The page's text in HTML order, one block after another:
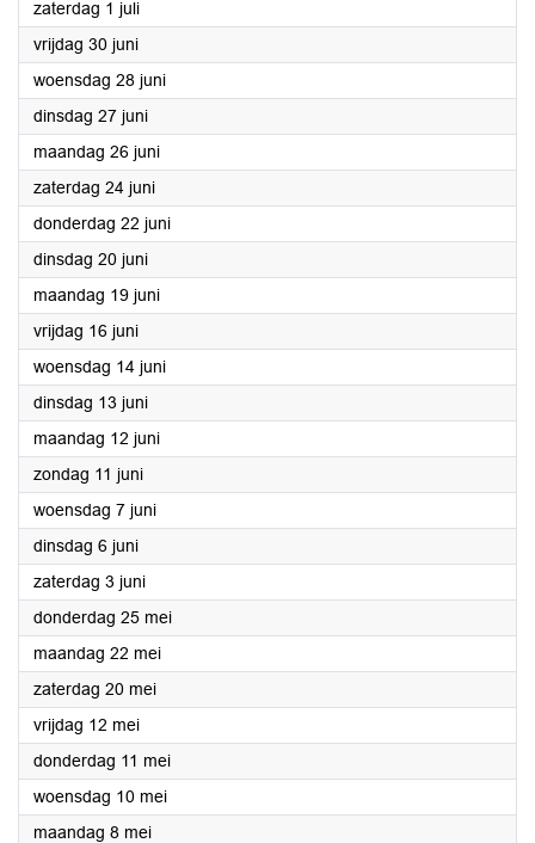
zaterdag 1 juli2023
vrijdag 30 juni2023
woensdag 28 juni2023
dinsdag 27 juni2023
maandag 26 juni2023
zaterdag 24 juni2023
donderdag 22 juni2023
dinsdag 20 juni2023
maandag 19 juni2023
vrijdag 16 juni2023
woensdag 14 juni2023
dinsdag 13 juni2023
maandag 12 juni2023
zondag 11 juni2023
woensdag 7 juni2023
dinsdag 6 juni2023
zaterdag 3 juni2023
donderdag 25 mei2023
maandag 22 mei2023
zaterdag 20 mei2023
vrijdag 12 mei2023
donderdag 11 mei2023
woensdag 10 mei2023
maandag 8 mei2023